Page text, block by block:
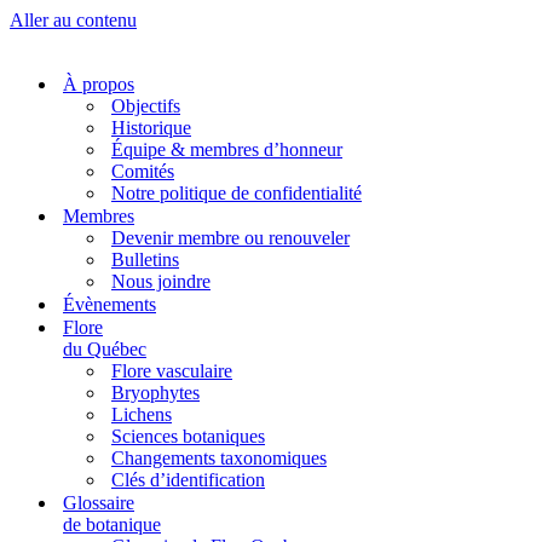
Aller au contenu
À propos
Objectifs
Historique
Équipe & membres d’honneur
Comités
Notre politique de confidentialité
Membres
Devenir membre ou renouveler
Bulletins
Nous joindre
Évènements
Flore
du Québec
Flore vasculaire
Bryophytes
Lichens
Sciences botaniques
Changements taxonomiques
Clés d’identification
Glossaire
de botanique